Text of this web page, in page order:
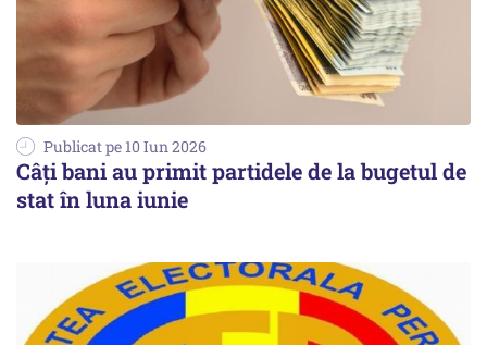
Publicat pe 10 Iun 2026
Câți bani au primit partidele de la bugetul de
stat în luna iunie